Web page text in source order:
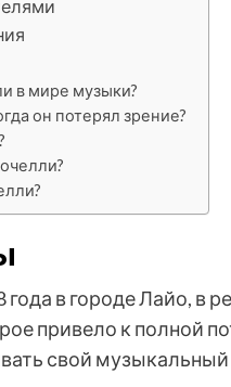
в мире музыки?
он потерял зрение?
года в городе Лайо, в
привело к полной
свой музыкальный